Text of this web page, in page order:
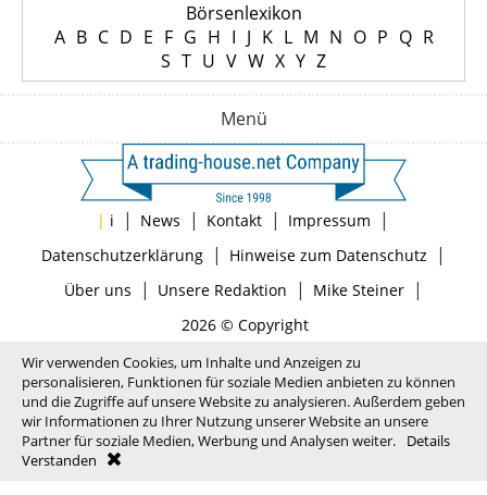
Börsenlexikon
A B C D E F G H I J K L M N O P Q R
S T U V W X Y Z
Menü
| i | News | Kontakt | Impressum |
Datenschutzerklärung| Hinweise zum Datenschutz |
Über uns | Unsere Redaktion | Mike Steiner|
2026 © Copyright
Wir verwenden Cookies, um Inhalte und Anzeigen zu
personalisieren, Funktionen für soziale Medien anbieten zu können
und die Zugriffe auf unsere Website zu analysieren. Außerdem geben
wir Informationen zu Ihrer Nutzung unserer Website an unsere
Partner für soziale Medien, Werbung und Analysen weiter.
Details
Verstanden